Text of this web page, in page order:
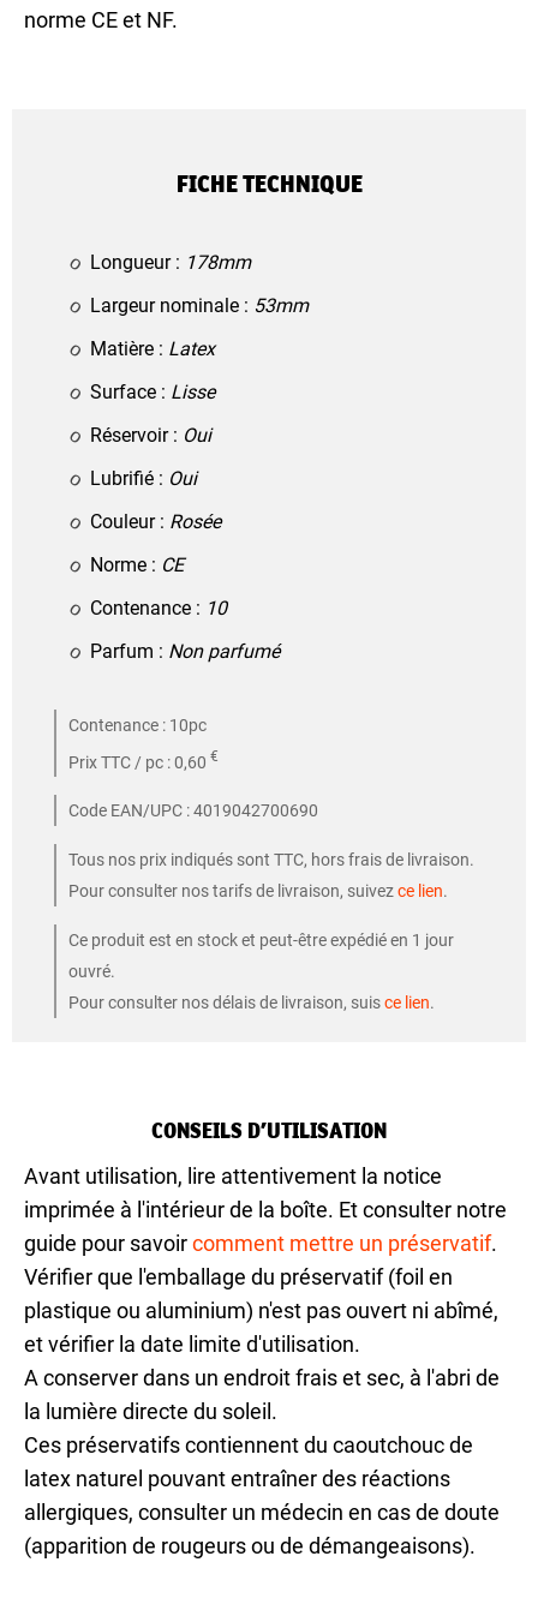
norme CE et NF.
FICHE TECHNIQUE
Longueur : 178mm
Largeur nominale : 53mm
Matière : Latex
Surface : Lisse
Réservoir : Oui
Lubrifié : Oui
Couleur : Rosée
Norme : CE
Contenance : 10
Parfum : Non parfumé
Contenance : 10pc
Prix TTC / pc : 0,60 €
Code EAN/UPC : 4019042700690
Tous nos prix indiqués sont TTC, hors frais de livraison.
Pour consulter nos tarifs de livraison, suivezce lien.
Ce produit est en stock et peut-être expédié en 1 jour
ouvré.
Pour consulter nos délais de livraison, suisce lien.
CONSEILS D’UTILISATION
Avant utilisation, lire attentivement la notice
imprimée à l'intérieur de la boîte. Et consulter notre
guide pour savoircomment mettre un préservatif.
Vérifier que l'emballage du préservatif (foil en
plastique ou aluminium) n'est pas ouvert ni abîmé,
et vérifier la date limite d'utilisation.
A conserver dans un endroit frais et sec, à l'abri de
la lumière directe du soleil.
Ces préservatifs contiennent du caoutchouc de
latex naturel pouvant entraîner des réactions
allergiques, consulter un médecin en cas de doute
(apparition de rougeurs ou de démangeaisons).